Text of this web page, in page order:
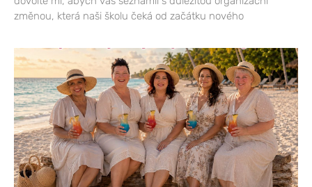
změnou, která naši školu čeká od začátku nového